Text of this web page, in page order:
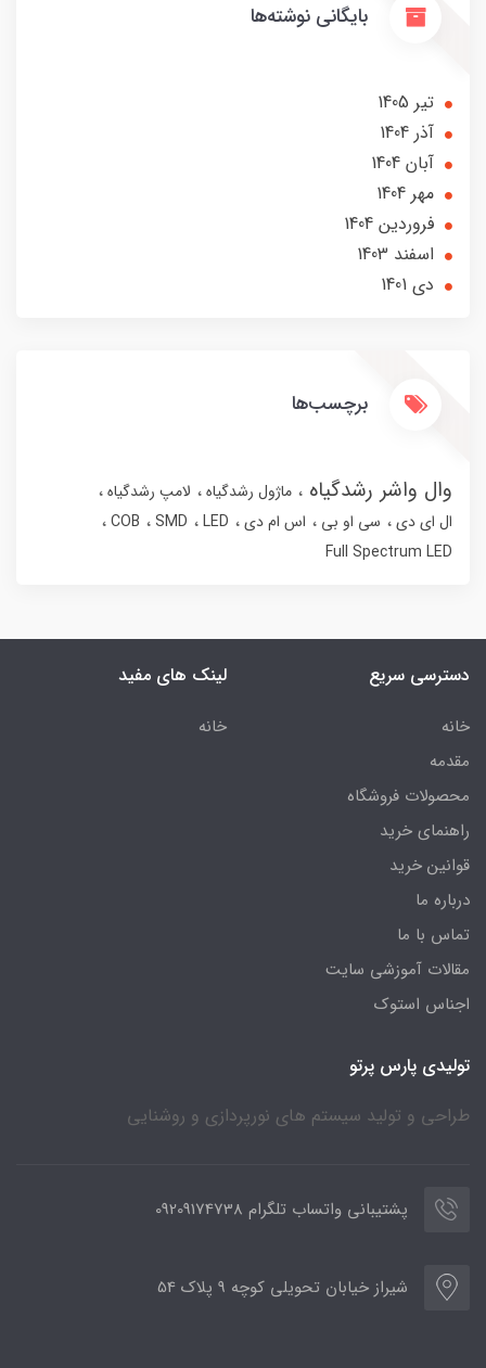
بایگانی نوشته‌ها
تير 1405
آذر 1404
آبان 1404
مهر 1404
فروردین 1404
اسفند 1403
دی 1401
برچسب‌ها
وال واشر رشدگیاه ماژول رشدگیاه
لامپ رشدگیاه
ال ای دی
سی او بی اس ام دی LED
SMD
COB
Full Spectrum LED
دسترسی سریع
خانه
مقدمه
محصولات فروشگاه
راهنمای خرید
قوانین خرید
درباره ما
تماس با ما
مقالات آموزشی سایت
اجناس استوک
لینک های مفید
خانه
تولیدی پارس پرتو
طراحی و تولید سیستم های نورپردازی و روشنایی
پشتیبانی واتساب تلگرام 09209174738
شیراز خیابان تحویلی کوچه 9 پلاک 54